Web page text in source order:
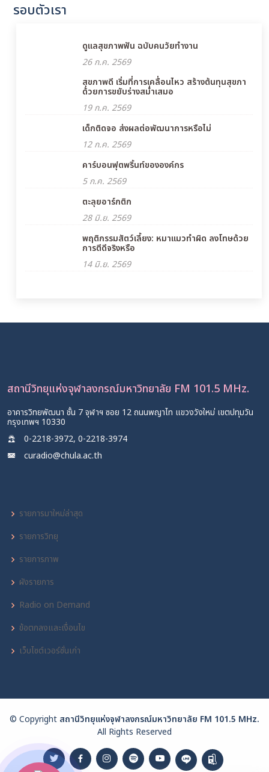
รอบตัวเรา
ดูแลสุขภาพฟัน ฉบับคนวัยทำงาน
26 ก.ค. 2569
สุขภาพดี เริ่มที่การเคลื่อนไหว สร้างต้นทุนสุขภา
ด้วยการขยับร่างสม่ำเสมอ
19 ก.ค. 2569
เด็กติดจอ ส่งผลต่อพัฒนาการหรือไม่
12 ก.ค. 2569
คาร์บอนฟุตพริ้นท์ขององค์กร
5 ก.ค. 2569
ตะลุยอาร์กติก
28 มิ.ย. 2569
พฤติกรรมสัตว์เลี้ยง: หมาแมวทำผิด ลงโทษด้วย
การตีดีจริงหรือ
14 มิ.ย. 2569
สถานีวิทยุแห่งจุฬาลงกรณ์มหาวิทยาลัย FM 101.5 MHz.
อาคารวิทยพัฒนา ชั้น 7 จุฬาฯ ซอย 12 ถนนพญาไท แขวงวังใหม่ เขตปทุมวัน
กรุงเทพฯ 10330
0-2218-3972, 0-2218-3974
curadio@chula.ac.th
รายการมาใหม่ล่าสุด
รายการวิทยุ
รายการภาพ
ผังรายการ
Radio on Demand
ข้อตกลงและเงื่อนไข
เว็บไซต์เวอร์ชั่นเก่า
© Copyright สถานีวิทยุแห่งจุฬาลงกรณ์มหาวิทยาลัย FM 101.5 MHz.
All Rights Reserved